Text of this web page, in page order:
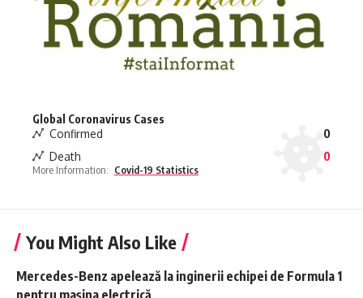
Global Coronavirus Cases
Confirmed
0
Death
0
More Information: Covid-19 Statistics
You Might Also Like
Mercedes-Benz apelează la inginerii echipei de Formula 1